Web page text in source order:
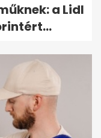
a Lidl